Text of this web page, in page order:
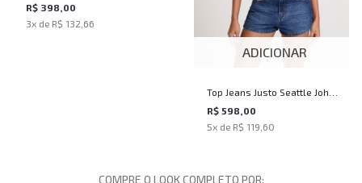
Rafina John John Feminina
R$ 398,00
3x de R$ 132,66
ADICIONAR
Top Jeans Justo Seattle John
John Feminino
R$ 598,00
5x de R$ 119,60
COMPRE O LOOK COMPLETO POR: